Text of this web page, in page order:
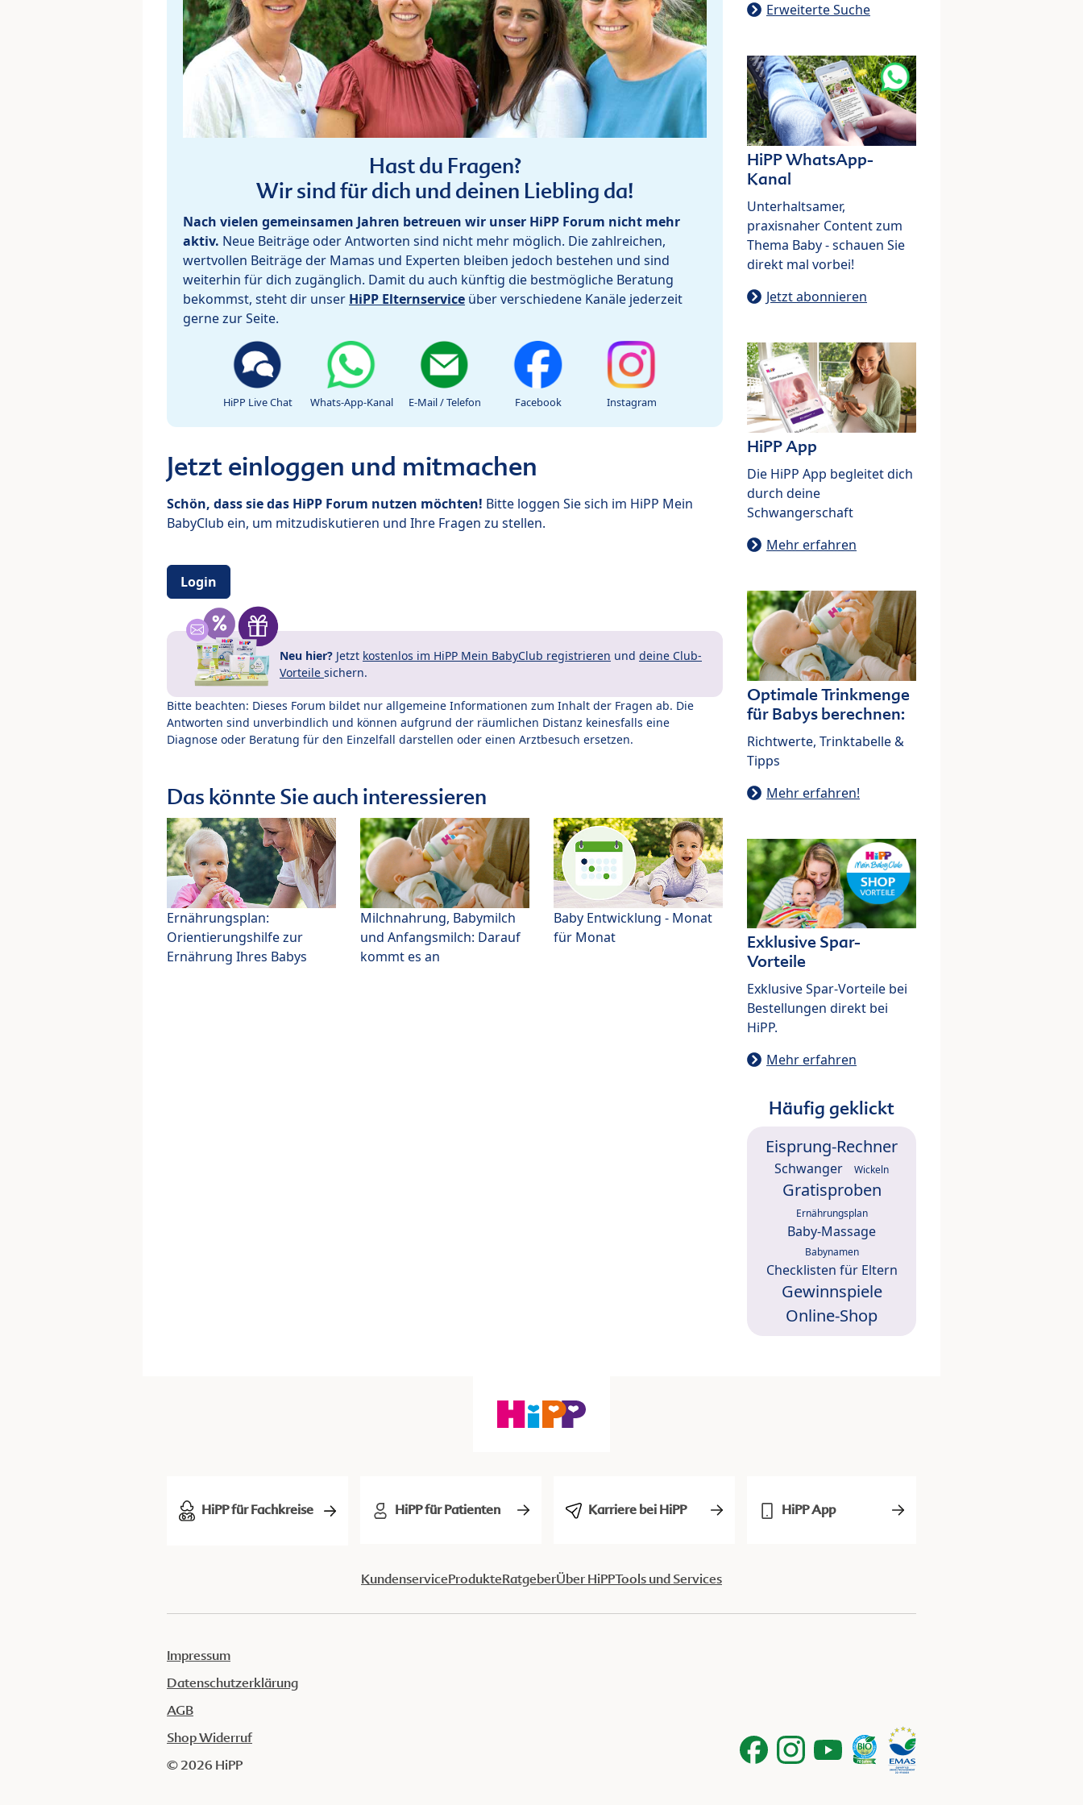
Hast du Fragen?
Wir sind für dich und deinen Liebling da!
Nach vielen gemeinsamen Jahren betreuen wir unser HiPP Forum nicht mehr
aktiv. Neue Beiträge oder Antworten sind nicht mehr möglich. Die zahlreichen,
wertvollen Beiträge der Mamas und Experten bleiben jedoch bestehen und sind
weiterhin für dich zugänglich. Damit du auch künftig die bestmögliche Beratung
bekommst, steht dir unser HiPP Elternservice über verschiedene Kanäle jederzeit
gerne zur Seite.
HiPP Live Chat Whats-App-Kanal E-Mail / Telefon Facebook Instagram
Jetzt einloggen und mitmachen
Schön, dass sie das HiPP Forum nutzen möchten! Bitte loggen Sie sich im HiPP Mein
BabyClub ein, um mitzudiskutieren und Ihre Fragen zu stellen.
Login
Neu hier? Jetzt kostenlos im HiPP Mein BabyClub registrieren und deine Club-
Vorteile sichern.
Bitte beachten: Dieses Forum bildet nur allgemeine Informationen zum Inhalt der Fragen ab. Die
Antworten sind unverbindlich und können aufgrund der räumlichen Distanz keinesfalls eine
Diagnose oder Beratung für den Einzelfall darstellen oder einen Arztbesuch ersetzen.
Das könnte Sie auch interessieren
Ernährungsplan:
Orientierungshilfe zur
Ernährung Ihres Babys
Milchnahrung, Babymilch
und Anfangsmilch: Darauf
kommt es an
Baby Entwicklung - Monat
für Monat
Erweiterte Suche
HiPP WhatsApp-
Kanal
Unterhaltsamer,
praxisnaher Content zum
Thema Baby - schauen Sie
direkt mal vorbei!
Jetzt abonnieren
HiPP App
Die HiPP App begleitet dich
durch deine
Schwangerschaft
Mehr erfahren
Optimale Trinkmenge
für Babys berechnen:
Richtwerte, Trinktabelle &
Tipps
Mehr erfahren!
Exklusive Spar-
Vorteile
Exklusive Spar-Vorteile bei
Bestellungen direkt bei
HiPP.
Mehr erfahren
Häufig geklickt
Eisprung-Rechner
Schwanger Wickeln
Gratisproben
Ernährungsplan
Baby-Massage
Babynamen
Checklisten für Eltern
Gewinnspiele
Online-Shop
HiPP für Fachkreise HiPP für Patienten Karriere bei HiPP HiPP App
KundenserviceProdukteRatgeberÜber HiPPTools und Services
Impressum
Datenschutzerklärung
AGB
Shop Widerruf
© 2026 HiPP